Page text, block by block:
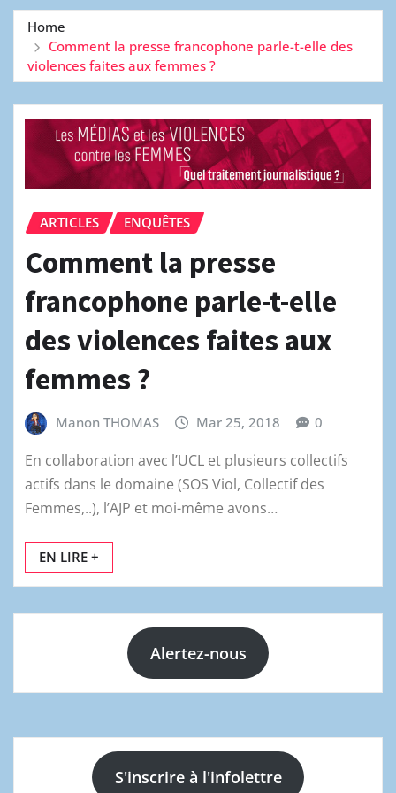
Home
Comment la presse francophone parle-t-elle des
violences faites aux femmes ?
ARTICLES ENQUÊTES
Comment la presse
francophone parle-t-elle
des violences faites aux
femmes ?
Manon THOMAS Mar 25, 2018 0
En collaboration avec l’UCL et plusieurs collectifs
actifs dans le domaine (SOS Viol, Collectif des
Femmes,..), l’AJP et moi-même avons…
EN LIRE +
Alertez-nous
S'inscrire à l'infolettre